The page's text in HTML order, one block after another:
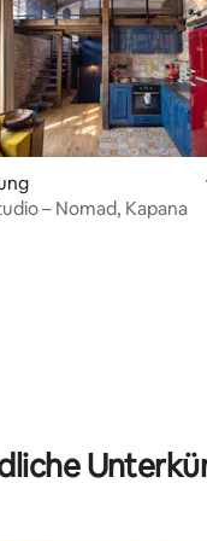
– Nomad, Kapana